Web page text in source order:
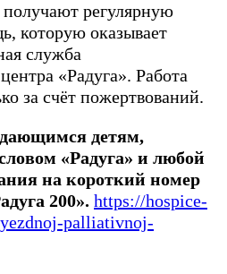
регулярную
которую оказывает
служба
«Радуга». Работа
за счёт пожертвований.
детям,
«Радуга» и любой
на короткий номер
200». https://hospice-
palliativnoj-